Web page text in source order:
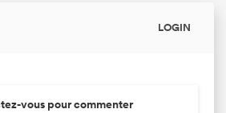
LOGIN
vous pour commenter